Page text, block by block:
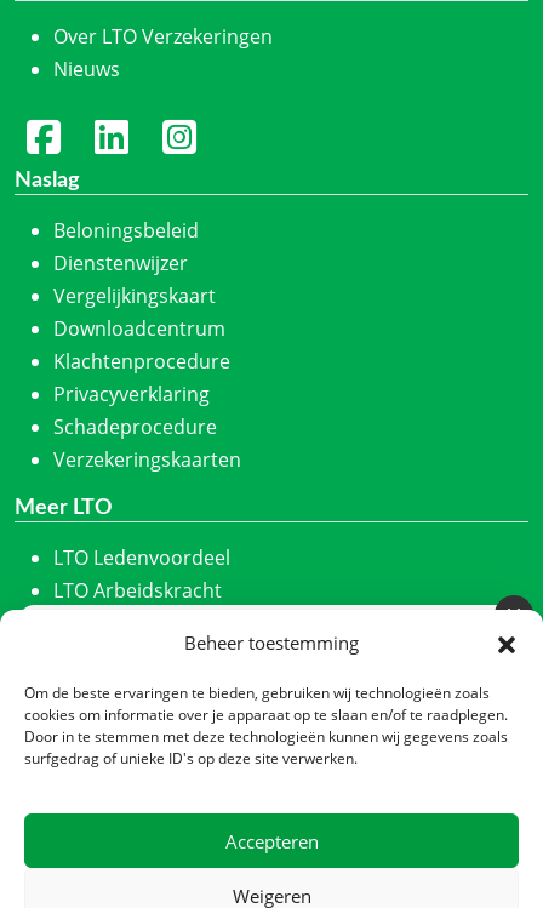
Beheer toestemming
Om de beste ervaringen te bieden, gebruiken wij technologieën zoals
cookies om informatie over je apparaat op te slaan en/of te raadplegen.
Door in te stemmen met deze technologieën kunnen wij gegevens zoals
surfgedrag of unieke ID's op deze site verwerken.
Accepteren
Weigeren
Over LTO Verzekeringen
Nieuws
Naslag
Beloningsbeleid
Dienstenwijzer
Vergelijkingskaart
Downloadcentrum
Klachtenprocedure
Privacyverklaring
Schadeprocedure
Verzekeringskaarten
Meer LTO
LTO Ledenvoordeel
LTO Arbeidskracht
LTO Noord
LTO Nederland
Nieuwe Oogst
Meld u aan voor onze nieuwsbrief
Schrijf u in en we houden u maandelijks op de hoogte
van ons laatste nieuws.
Nieuwsbrief
*
Verzenden